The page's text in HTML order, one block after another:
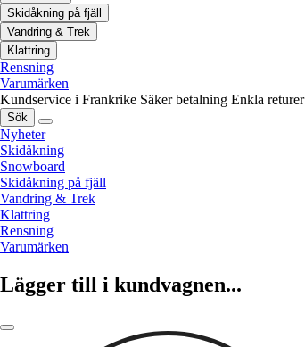
Skidåkning på fjäll
Vandring & Trek
Klattring
Rensning
Varumärken
Kundservice i Frankrike Säker betalning Enkla returer
Sök
Nyheter
Skidåkning
Snowboard
Skidåkning på fjäll
Vandring & Trek
Klattring
Rensning
Varumärken
Lägger till i kundvagnen...